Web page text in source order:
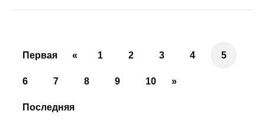
Первая « 1 2 3 4 5
6 7 8 9 10 »
Последняя